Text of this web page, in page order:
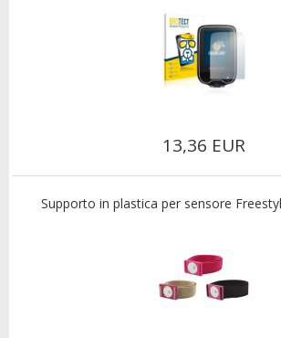
13,36 EUR
Supporto in plastica per sensore